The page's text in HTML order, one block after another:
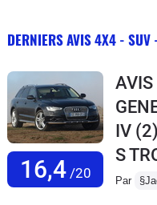
DERNIERS AVIS 4X4 - SUV
16,4/20
IV
S
Par